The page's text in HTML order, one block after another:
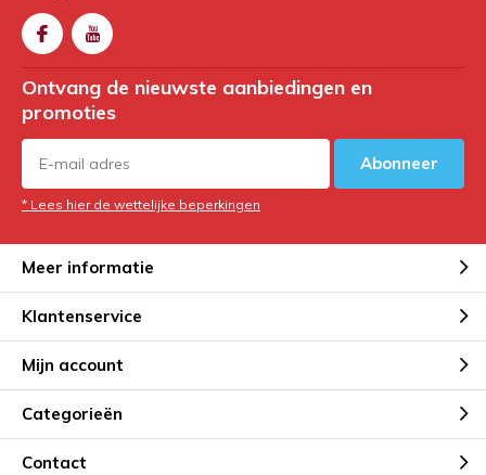
Ontvang de nieuwste aanbiedingen en
promoties
Abonneer
* Lees hier de wettelijke beperkingen
Meer informatie
Klantenservice
Mijn account
Categorieën
Contact